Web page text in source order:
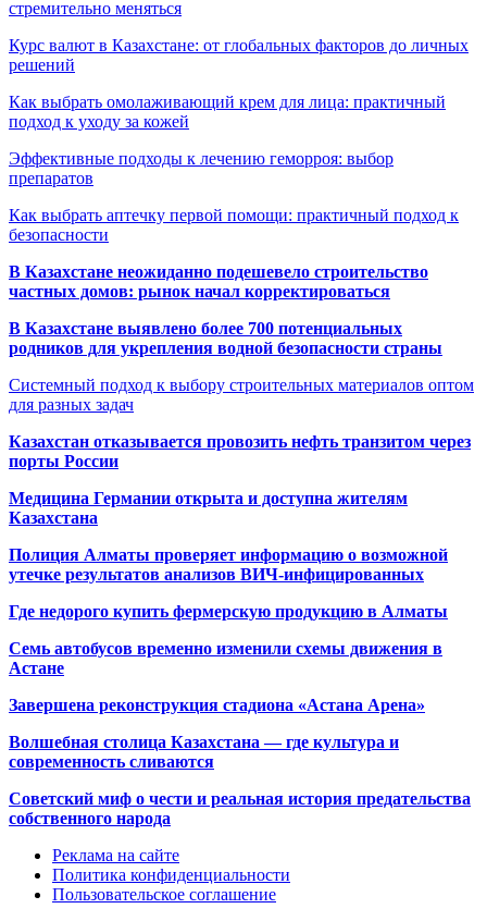
стремительно меняться
Курс валют в Казахстане: от глобальных факторов до личных
решений
Как выбрать омолаживающий крем для лица: практичный
подход к уходу за кожей
Эффективные подходы к лечению геморроя: выбор
препаратов
Как выбрать аптечку первой помощи: практичный подход к
безопасности
В Казахстане неожиданно подешевело строительство
частных домов: рынок начал корректироваться
В Казахстане выявлено более 700 потенциальных
родников для укрепления водной безопасности страны
Системный подход к выбору строительных материалов оптом
для разных задач
Казахстан отказывается провозить нефть транзитом через
порты России
Медицина Германии открыта и доступна жителям
Казахстана
Полиция Алматы проверяет информацию о возможной
утечке результатов анализов ВИЧ-инфицированных
Где недорого купить фермерскую продукцию в Алматы
Семь автобусов временно изменили схемы движения в
Астане
Завершена реконструкция стадиона «Астана Арена»
Волшебная столица Казахстана — где культура и
современность сливаются
Советский миф о чести и реальная история предательства
собственного народа
Реклама на сайте
Политика конфиденциальности
Пользовательское соглашение